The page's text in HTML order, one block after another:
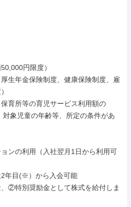
円限度）
生年金保険制度、健康保険制度、雇
育所等の育児サービス利用額の
象児童の年齢等、所定の条件があ
ンの利用（入社翌月1日から利用可
2年目(※）から入会可能
②特別奨励金として株式を給付しま